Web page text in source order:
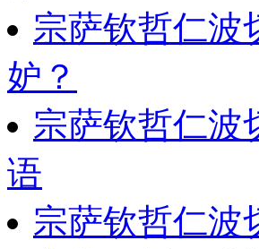
宗萨钦哲仁波
妒？
宗萨钦哲仁波
语
宗萨钦哲仁波